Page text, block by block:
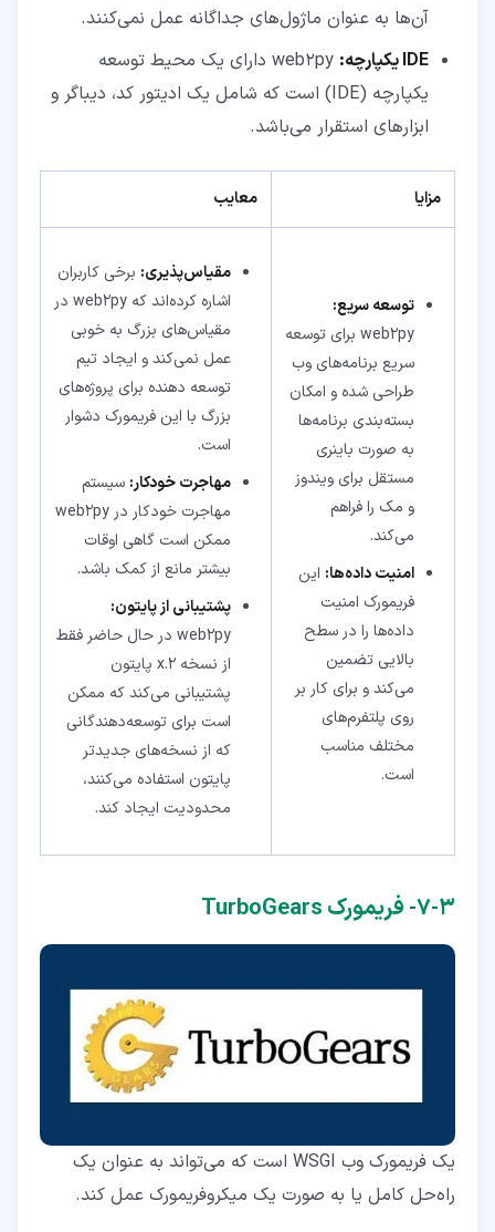
آن‌ها به عنوان ماژول‌های جداگانه عمل نمی‌کنند.
IDE یکپارچه:
web2py دارای یک محیط توسعه
یکپارچه (IDE) است که شامل یک ادیتور کد، دیباگر و
ابزارهای استقرار می‌باشد.
مزایا معایب
توسعه سریع:
web2py برای توسعه
سریع برنامه‌های وب
طراحی شده و امکان
بسته‌بندی برنامه‌ها
به صورت باینری
مستقل برای ویندوز
و مک را فراهم
می‌کند.
امنیت داده‌ها: این
فریمورک امنیت
داده‌ها را در سطح
بالایی تضمین
می‌کند و برای کار بر
روی پلتفرم‌های
مختلف مناسب
است.
مقیاس‌پذیری: برخی کاربران
اشاره کرده‌اند که web2py در
مقیاس‌های بزرگ به خوبی
عمل نمی‌کند و ایجاد تیم
توسعه دهنده برای پروژه‌های
بزرگ با این فریمورک دشوار
است.
مهاجرت خودکار: سیستم
مهاجرت خودکار در web2py
ممکن است گاهی اوقات
بیشتر مانع از کمک باشد.
پشتیبانی از پایتون:
web2py در حال حاضر فقط
از نسخه 2.x پایتون
پشتیبانی می‌کند که ممکن
است برای توسعه‌دهندگانی
که از نسخه‌های جدیدتر
پایتون استفاده می‌کنند،
محدودیت ایجاد کند.
۳‏-‏۷‏- فریمورک TurboGears
یک فریمورک وب WSGI است که می‌تواند به عنوان یک
راه‌حل کامل یا به صورت یک میکروفریمورک عمل کند.